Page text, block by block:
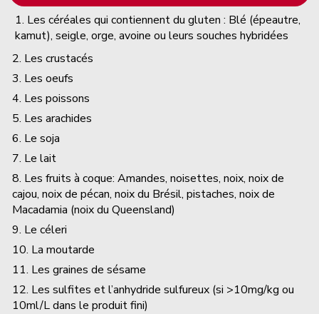
1. Les céréales qui contiennent du gluten : Blé (épeautre,
kamut), seigle, orge, avoine ou leurs souches hybridées
2. Les crustacés
3. Les oeufs
4. Les poissons
5. Les arachides
6. Le soja
7. Le lait
8. Les fruits à coque: Amandes, noisettes, noix, noix de
cajou, noix de pécan, noix du Brésil, pistaches, noix de
Macadamia (noix du Queensland)
9. Le céleri
10. La moutarde
11. Les graines de sésame
12. Les sulfites et l’anhydride sulfureux (si >10mg/kg ou
10ml/L dans le produit fini)